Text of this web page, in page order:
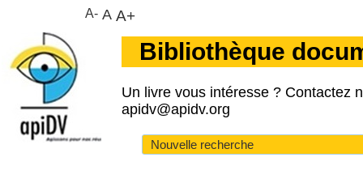
Bibliothèque
Un livre vous intéresse ? Contactez
apidv@apidv.org
Nouvelle recherche
A- A A+